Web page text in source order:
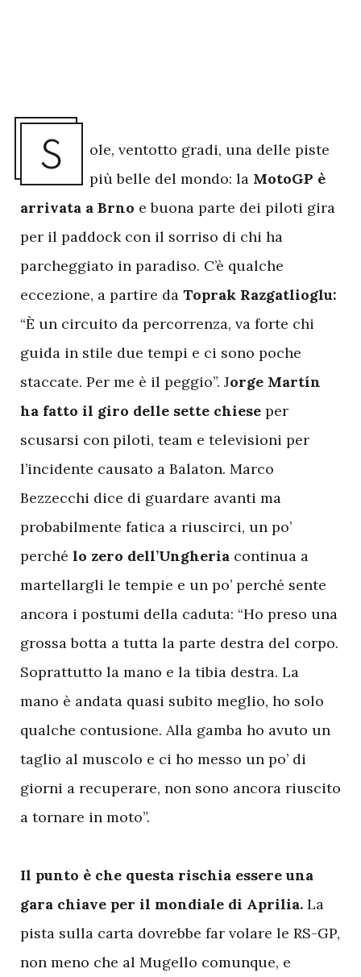
S
ole, ventotto gradi, una delle piste
più belle del mondo: la MotoGP è
arrivata a Brno e buona parte dei piloti gira
per il paddock con il sorriso di chi ha
parcheggiato in paradiso. C’è qualche
eccezione, a partire da Toprak Razgatlioglu:
“È un circuito da percorrenza, va forte chi
guida in stile due tempi e ci sono poche
staccate. Per me è il peggio”. Jorge Martín
ha fatto il giro delle sette chiese per
scusarsi con piloti, team e televisioni per
l’incidente causato a Balaton. Marco
Bezzecchi dice di guardare avanti ma
probabilmente fatica a riuscirci, un po’
perché lo zero dell’Ungheria continua a
martellargli le tempie e un po’ perché sente
ancora i postumi della caduta: “Ho preso una
grossa botta a tutta la parte destra del corpo.
Soprattutto la mano e la tibia destra. La
mano è andata quasi subito meglio, ho solo
qualche contusione. Alla gamba ho avuto un
taglio al muscolo e ci ho messo un po’ di
giorni a recuperare, non sono ancora riuscito
a tornare in moto”.
Il punto è che questa rischia essere una
gara chiave per il mondiale di Aprilia. La
pista sulla carta dovrebbe far volare le RS-GP,
non meno che al Mugello comunque, e